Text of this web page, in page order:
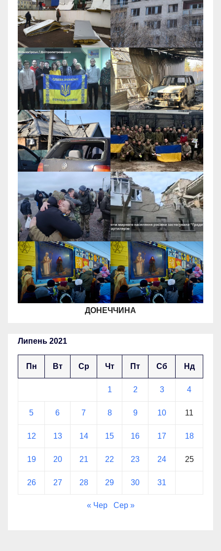
ДОНЕЧЧИНА
Липень 2021
Пн Вт Ср Чт Пт Сб Нд
1 2 3 4
5 6 7 8 9 10 11
12 13 14 15 16 17 18
19 20 21 22 23 24 25
26 27 28 29 30 31
« Чер Сер »